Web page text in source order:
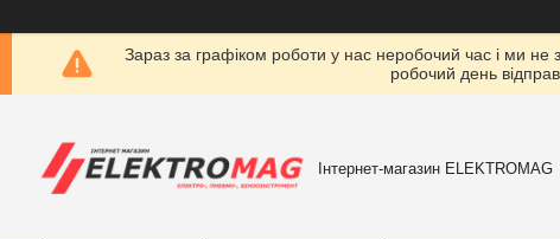
Зараз за графіком роботи у нас неробочий час і ми
робочий день
Інтернет-магазин ELEKTROMAG